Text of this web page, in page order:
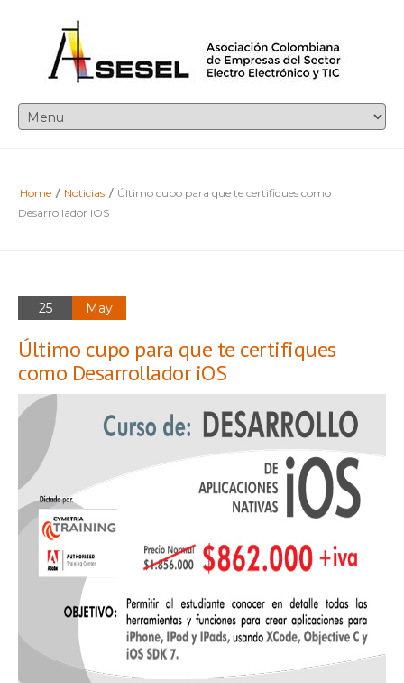
Home / Noticias / Último cupo para que te certifiques como
Desarrollador iOS
25 May
Último cupo para que te certifiques
como Desarrollador iOS